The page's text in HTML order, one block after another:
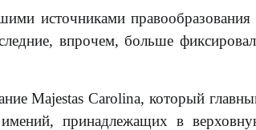
источниками правообразования
впрочем, больше
Majestas Carolina, который
принадлежащих в